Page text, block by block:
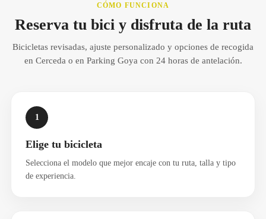
CÓMO FUNCIONA
Reserva tu bici y disfruta de la ruta
Bicicletas revisadas, ajuste personalizado y opciones de recogida
en Cerceda o en Parking Goya con 24 horas de antelación.
1
Elige tu bicicleta
Selecciona el modelo que mejor encaje con tu ruta, talla y tipo
de experiencia.